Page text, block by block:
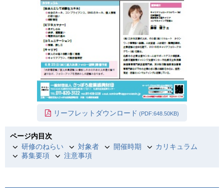
リーフレットダウンロード(PDF:648.50KB)
ページ内目次
研修のねらい
対象者 開催時期
カリキュラム
募集要項
注意事項